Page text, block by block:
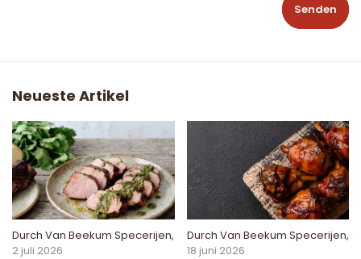
Senden
Neueste Artikel
Durch Van Beekum Specerijen,
2 juli 2026
Durch Van Beekum Specerijen,
18 juni 2026